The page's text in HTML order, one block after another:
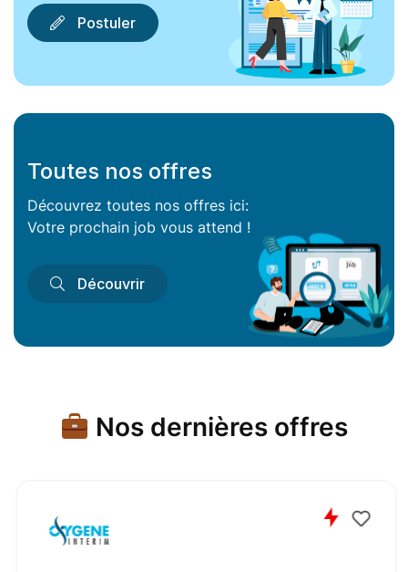
Postuler
Toutes nos offres
Découvrez toutes nos offres ici:
Votre prochain job vous attend !
Découvrir
Nos dernières offres